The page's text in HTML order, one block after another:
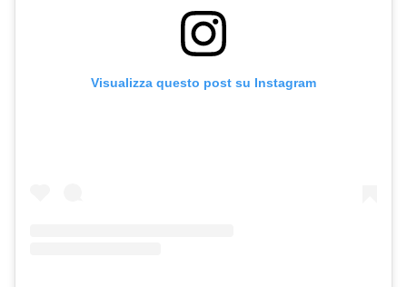
Visualizza questo post su Instagram